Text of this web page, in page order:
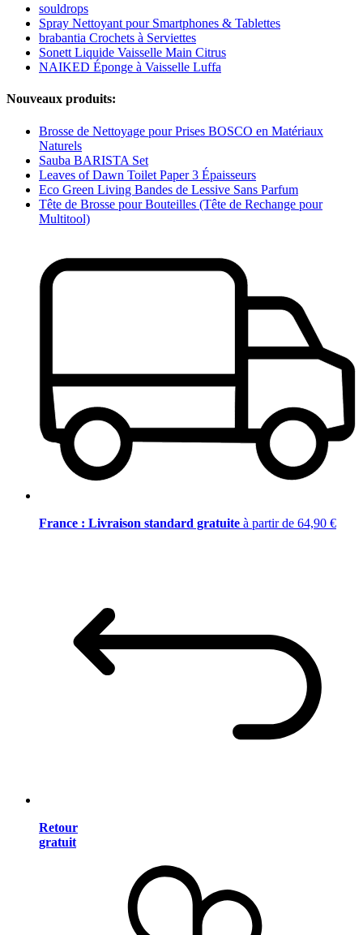
souldrops
Spray Nettoyant pour Smartphones & Tablettes
brabantia Crochets à Serviettes
Sonett Liquide Vaisselle Main Citrus
NAIKED Éponge à Vaisselle Luffa
Nouveaux produits:
Brosse de Nettoyage pour Prises BOSCO en Matériaux
Naturels
Sauba BARISTA Set
Leaves of Dawn Toilet Paper 3 Épaisseurs
Eco Green Living Bandes de Lessive Sans Parfum
Tête de Brosse pour Bouteilles (Tête de Rechange pour
Multitool)
France : Livraison standard gratuite à partir de 64,90 €
Retour
gratuit